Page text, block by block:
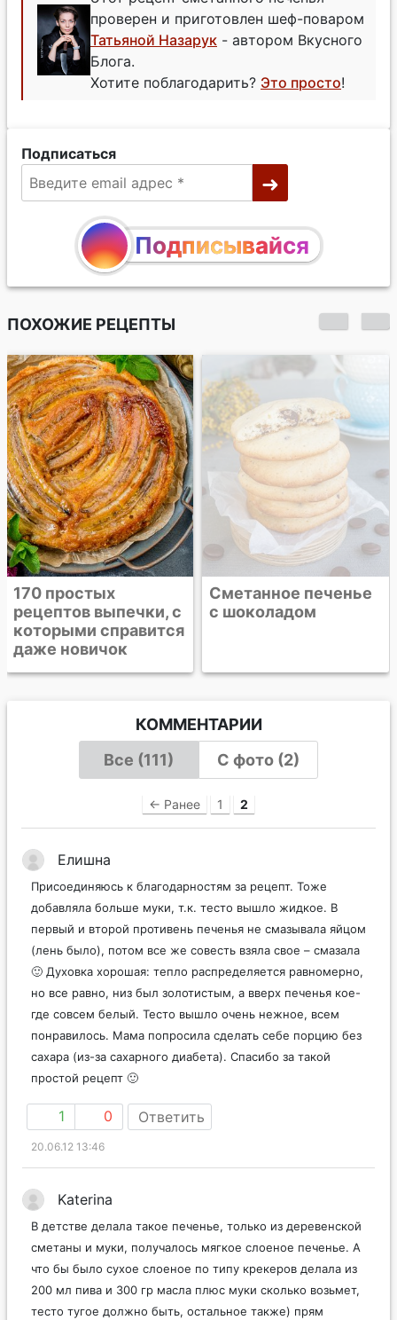
проверен и приготовлен шеф-поваром
Татьяной Назарук - автором Вкусного
Блога.
Хотите поблагодарить? Это просто!
Подписаться
Подписывайся
ПОХОЖИЕ РЕЦЕПТЫ
170 простых
рецептов выпечки, с
которыми справится
даже новичок
Сметанное печенье
с шоколадом
КОММЕНТАРИИ
Все (111)
С фото (2)
← Ранее 1 2
Елишна
Присоединяюсь к благодарностям за рецепт. Тоже
добавляла больше муки, т.к. тесто вышло жидкое. В
первый и второй противень печенья не смазывала яйцом
(лень было), потом все же совесть взяла свое – смазала
🙂 Духовка хорошая: тепло распределяется равномерно,
но все равно, низ был золотистым, а вверх печенья кое-
где совсем белый. Тесто вышло очень нежное, всем
понравилось. Мама попросила сделать себе порцию без
сахара (из-за сахарного диабета). Спасибо за такой
простой рецепт 🙂
1 0 Ответить
20.06.12 13:46
Katerina
В детстве делала такое печенье, только из деревенской
сметаны и муки, получалось мягкое слоеное печенье. А
что бы было сухое слоеное по типу крекеров делала из
200 мл пива и 300 гр масла плюс муки сколько возьмет,
тесто тугое должно быть, остальное также) прям